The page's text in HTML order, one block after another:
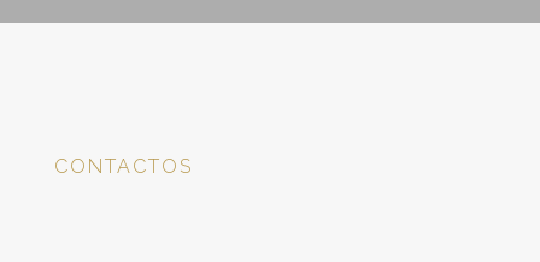
CONTACTOS